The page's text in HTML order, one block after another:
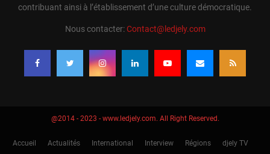
contribuant ainsi à l’établissement d’une culture démocratique.
Nous contacter:Contact@ledjely.com
@2014 - 2023 - www.ledjely.com. All Right Reserved.
Accueil Actualités International Interview Régions djely TV